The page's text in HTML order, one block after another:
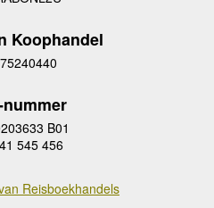
Koophandel
nummer
B01
545 456
Reisboekhandels